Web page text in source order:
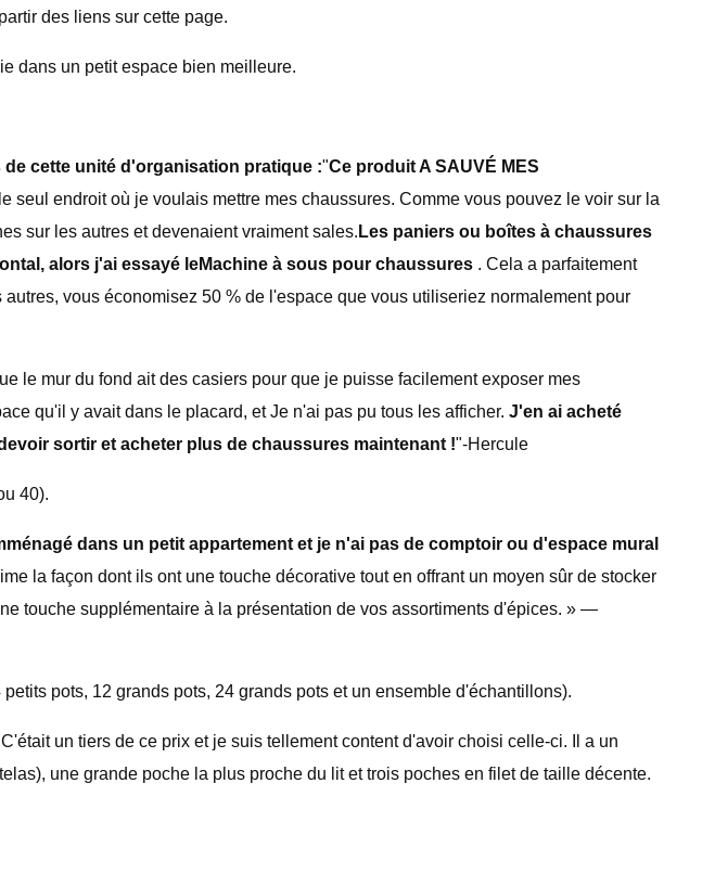
des liens sur cette page.
dans un petit espace bien meilleure.
cette unité d'organisation pratique :"Ce produit A SAUVÉ MES
endroit où je voulais mettre mes chaussures. Comme vous pouvez le voir sur la
sur les autres et devenaient vraiment sales. Les paniers ou boîtes à chaussures
alors j'ai essayé leMachine à sous pour chaussures . Cela a parfaitement
vous économisez 50 % de l'espace que vous utiliseriez normalement pour
le mur du fond ait des casiers pour que je puisse facilement exposer mes
qu'il y avait dans le placard, et Je n'ai pas pu tous les afficher. J'en ai acheté
sortir et acheter plus de chaussures maintenant !"-Hercule
40).
dans un petit appartement et je n'ai pas de comptoir ou d'espace mural
la façon dont ils ont une touche décorative tout en offrant un moyen sûr de stocker
touche supplémentaire à la présentation de vos assortiments d'épices. » —
pots, 12 grands pots, 24 grands pots et un ensemble d'échantillons).
un tiers de ce prix et je suis tellement content d'avoir choisi celle-ci. Il a un
une grande poche la plus proche du lit et trois poches en filet de taille décente.